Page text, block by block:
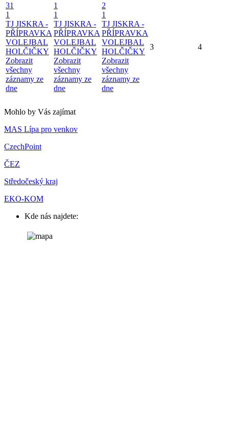
31
1
TJ JISKRA -
PŘÍPRAVKA
VOLEJBAL
HOLČIČKY
Zobrazit
všechny
záznamy ze
dne
1
1
TJ JISKRA -
PŘÍPRAVKA
VOLEJBAL
HOLČIČKY
Zobrazit
všechny
záznamy ze
dne
2
1
TJ JISKRA -
PŘÍPRAVKA
VOLEJBAL
HOLČIČKY
Zobrazit
všechny
záznamy ze
dne
3 4
Mohlo by Vás zajímat
MAS Lípa pro venkov
CzechPoint
ČEZ
Středočeský kraj
EKO-KOM
Kde nás najdete: